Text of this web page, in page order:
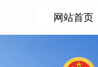
网站首页